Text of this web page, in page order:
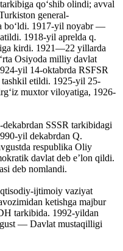
qoʻshib olindi; avval
general-
boʻldi. 1917-yil noyabr —
1918-yil aprelda q.
kirdi. 1921—22 yillarda
Osiyoda milliy davlat
yil 14-oktabrda RSFSR
etildi. 1925-yil 25-
muxtor viloyatiga, 1926-
SSSR tarkibidagi
yil dekabrdan Q.
respublika Oliy
davlat deb eʼlon qildi.
deb nomlandi.
ijtimoiy vaziyat
ketishga majbur
tarkibida. 1992-yildan
— Davlat mustaqilligi